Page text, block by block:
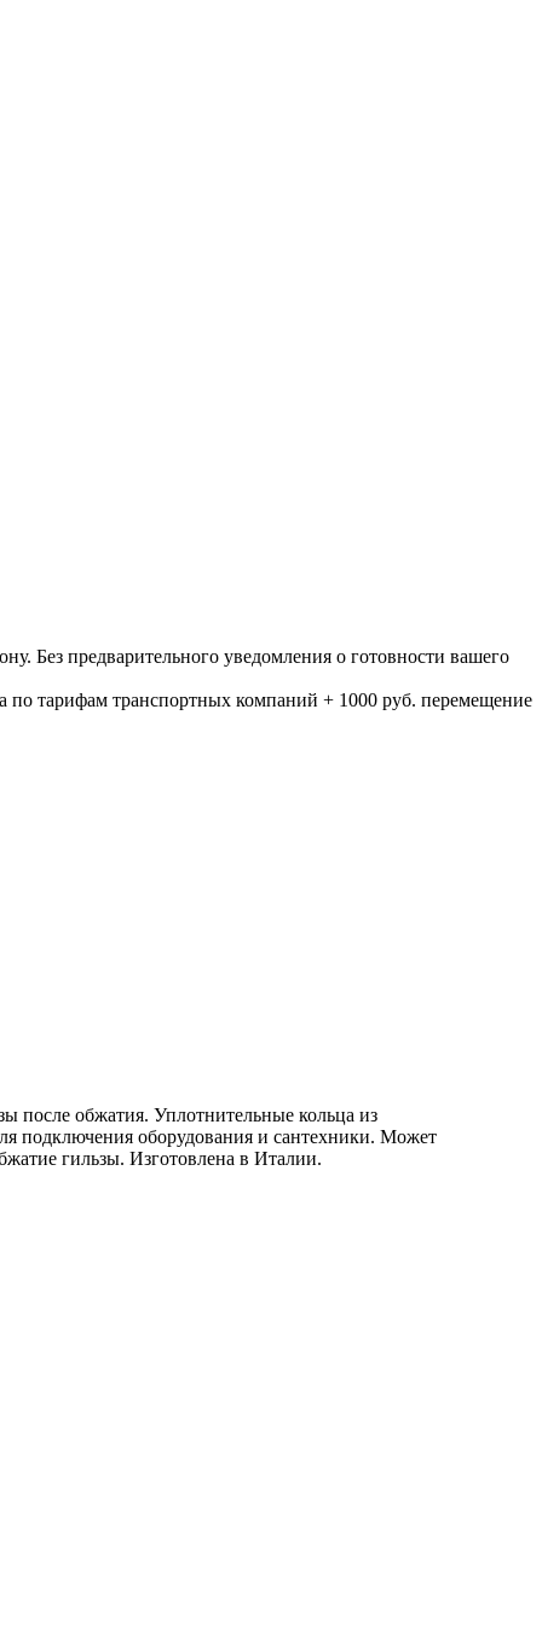
Без предварительного уведомления о готовности вашего
тарифам транспортных компаний + 1000 руб. перемещение
после обжатия. Уплотнительные кольца из
подключения оборудования и сантехники. Может
гильзы. Изготовлена в Италии.